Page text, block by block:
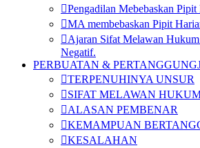
Pengadilan Mebebaskan Pipit
MA membebaskan Pipit
Ajaran Sifat Melawan
Negatif.
PERBUATAN &
TERPENUHINYA UNSUR
SIFAT MELAWAN
ALASAN PEMBENAR
KEMAMPUAN
KESALAHAN